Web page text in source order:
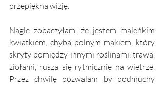
przepiękną wizję.
Nagle zobaczyłam, że jestem maleńkim
kwiatkiem, chyba polnym makiem, który
skryty pomiędzy innymi roślinami, trawą,
ziołami, rusza się rytmicznie na wietrze.
Przez chwilę pozwalam by podmuchy